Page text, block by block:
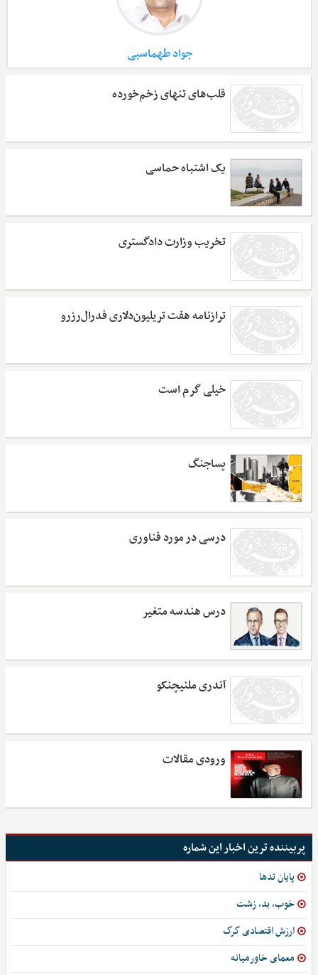
جواد طهماسبی
قلب‌های تنهای زخم‌خورده
یک اشتباه حماسی
تخریب وزارت دادگستری
ترازنامه هفت تریلیون‌دلاری فدرال‌رزرو
خیلی گرم است
پساجنگ
درسی در مورد فناوری
درس هندسه متغیر
آندری ملنیچنکو
ورودی مقالات
پربیننده ترین اخبار این شماره
پایان تدها
خوب، بد، زشت
ارزش اقتصادی گرگ
معمای خاورمیانه